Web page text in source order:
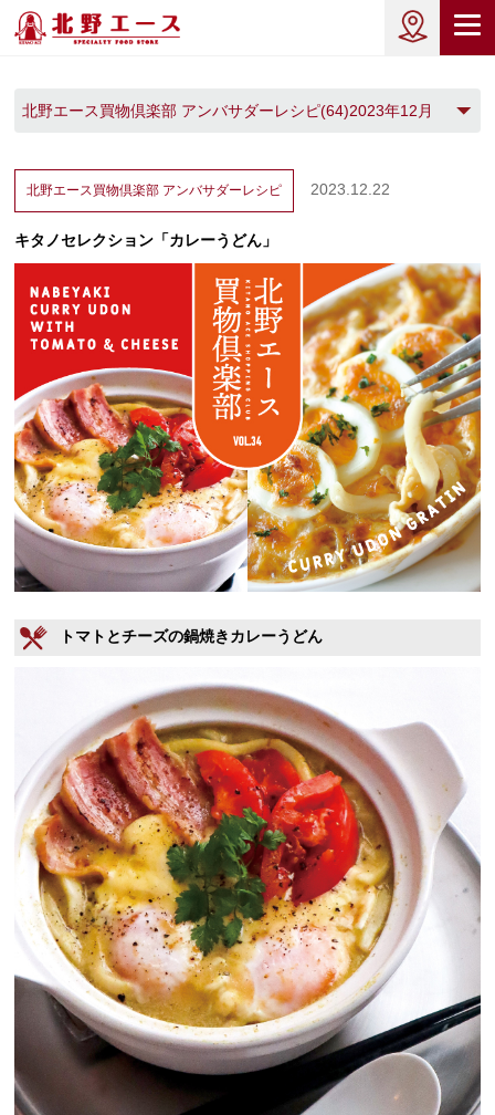
北野エース買物倶楽部 アンバサダーレシピ(64)2023年12月
北野エース買物倶楽部 アンバサダーレシピ 2023.12.22
キタノセレクション「カレーうどん」
トマトとチーズの鍋焼きカレーうどん